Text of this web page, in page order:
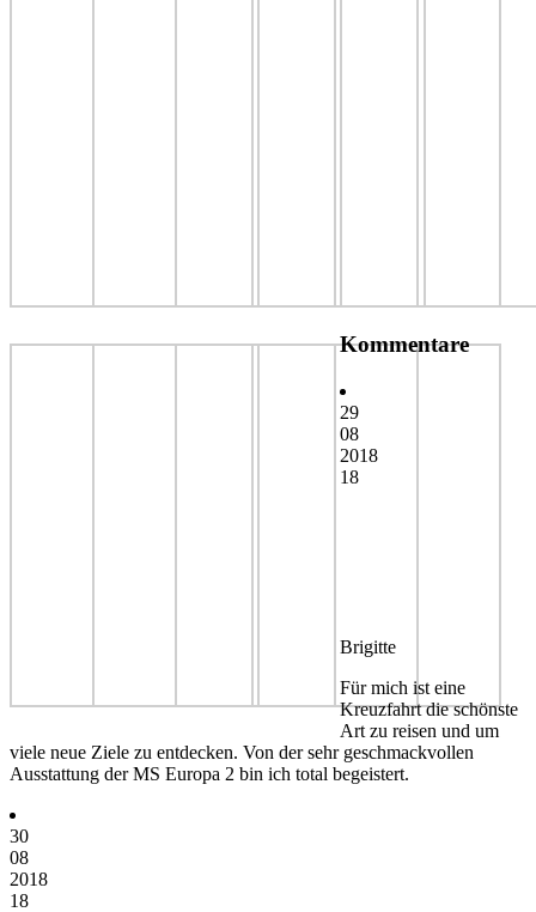
Kommentare
29
08
2018
18
Brigitte
Für mich ist eine
Kreuzfahrt die schönste
Art zu reisen und um
viele neue Ziele zu entdecken. Von der sehr geschmackvollen
Ausstattung der MS Europa 2 bin ich total begeistert.
30
08
2018
18